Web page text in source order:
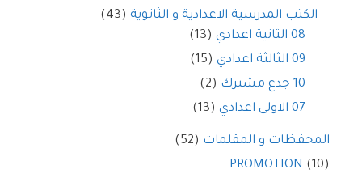
الكتب المدرسية الاعدادية و الثانوية (43)
08 الثانية اعدادي
(13)
09 الثالثة اعدادي
(15)
10 جدع مشترك
(2)
07 الاولى اعدادي
(13)
المحفظات و المقلمات (52)
PROMOTION (10)